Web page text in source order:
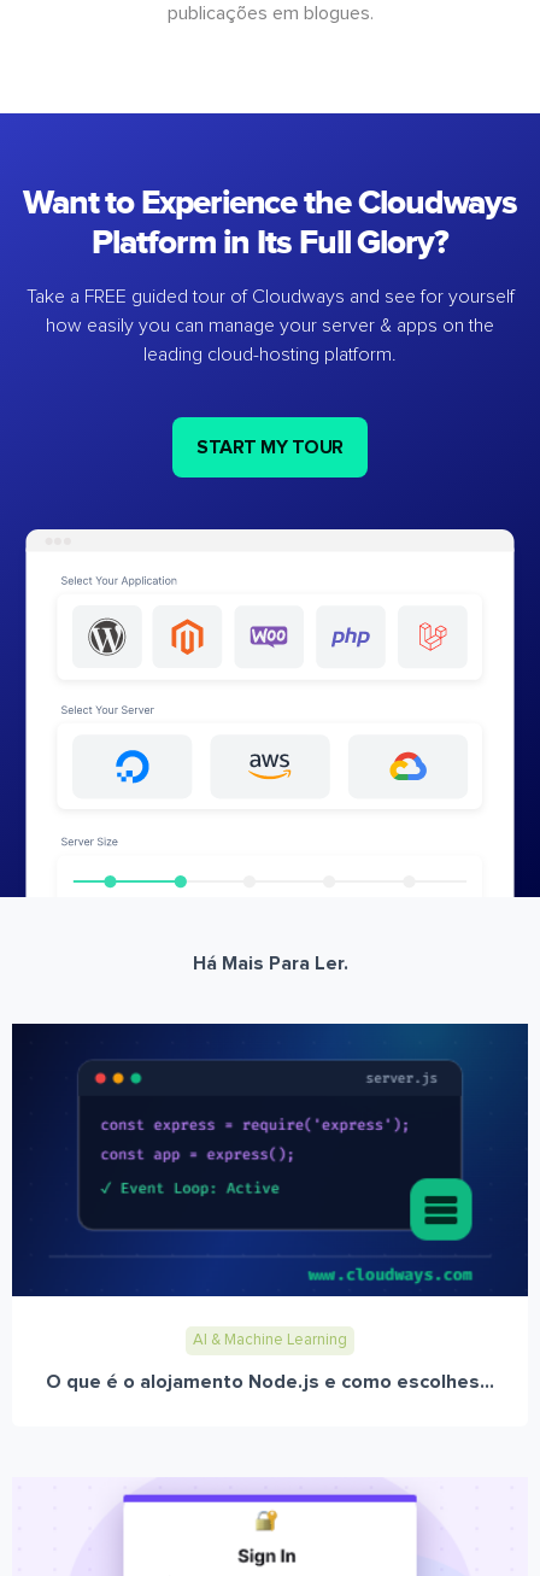
publicações em blogues.
Want to Experience the Cloudways
Platform in Its Full Glory?
Take a FREE guided tour of Cloudways and see for yourself
how easily you can manage your server & apps on the
leading cloud-hosting platform.
START MY TOUR
Há Mais Para Ler.
AI & Machine Learning
O que é o alojamento Node.js e como escolhes...